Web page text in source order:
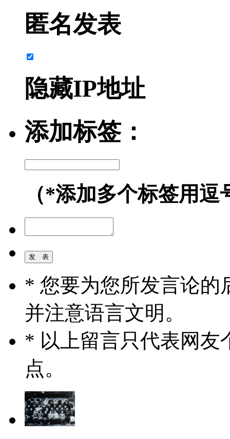
匿名发表
隐藏IP地址
添加标签：
（*添加多个标签用逗
* 您要为您所发言论的
并注意语言文明。
* 以上留言只代表网友
点。